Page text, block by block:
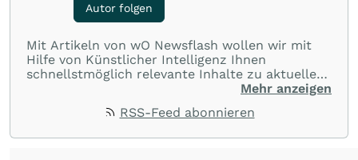
Autor folgen
Mit Artikeln von wO Newsflash wollen wir mit
Hilfe von Künstlicher Intelligenz Ihnen
schnellstmöglich relevante Inhalte zu aktuellen
Ereignissen rund um Börse, Finanzmärkte aus
Mehr anzeigen
RSS-Feed abonnieren